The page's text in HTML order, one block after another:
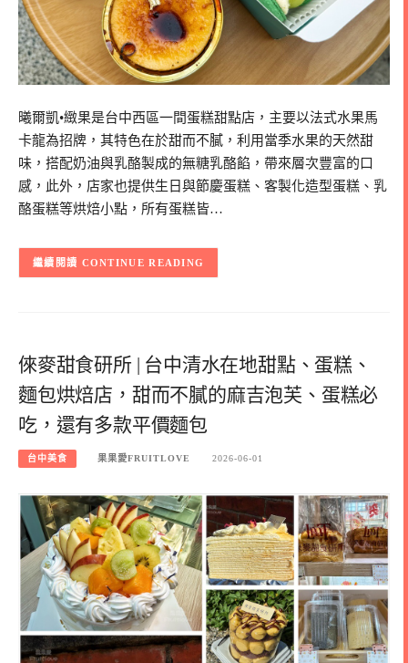
曦爾凱•緻果是台中西區一間蛋糕甜點店，主要以法式水果馬
卡龍為招牌，其特色在於甜而不膩，利用當季水果的天然甜
味，搭配奶油與乳酪製成的無糖乳酪餡，帶來層次豐富的口
感，此外，店家也提供生日與節慶蛋糕、客製化造型蛋糕、乳
酪蛋糕等烘焙小點，所有蛋糕皆…
CONTINUE READING
倈麥甜食研所 | 台中清水在地甜點、蛋糕、
麵包烘焙店，甜而不膩的麻吉泡芙、蛋糕必
吃，還有多款平價麵包
台中美食 果果愛FRUITLOVE 2026-06-01